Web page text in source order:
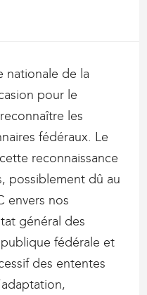
nationale de la
pour le
les
fédéraux. Le
reconnaissance
possiblement dû au
envers nos
général des
fédérale et
des ententes